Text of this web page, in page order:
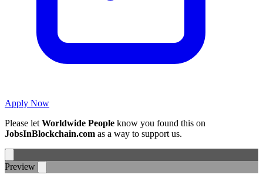
Apply Now
Please let Worldwide People know you found this on
JobsInBlockchain.com as a way to support us.
Preview